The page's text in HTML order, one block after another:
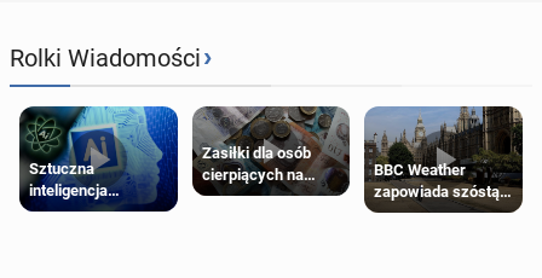
Rolki Wiadomości›
Sztuczna
inteligencja
próbowała oszukać
Zasiłki dla osób
cierpiących na
schorzenia
BBC Weather
zapowiada szóstą
falę upałów w